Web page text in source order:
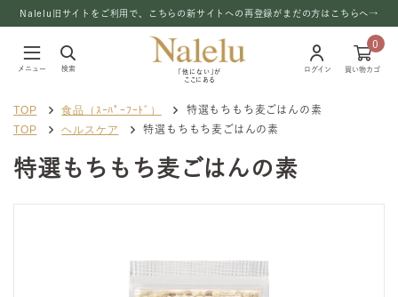
Nalelu旧サイトをご利用で、こちらの新サイトへの再登録がまだの方はこちらへ→
メニュー 検索
「他にない」が
ここにある
ログイン
0
買い物カゴ
TOP 食品（ｽｰﾊﾟｰﾌｰﾄﾞ） 特選もちもち麦ごはんの素
TOP ヘルスケア 特選もちもち麦ごはんの素
特選もちもち麦ごはんの素